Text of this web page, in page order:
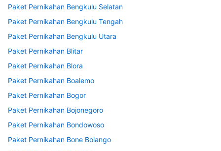
Paket Pernikahan Bengkulu Selatan
Paket Pernikahan Bengkulu Tengah
Paket Pernikahan Bengkulu Utara
Paket Pernikahan Blitar
Paket Pernikahan Blora
Paket Pernikahan Boalemo
Paket Pernikahan Bogor
Paket Pernikahan Bojonegoro
Paket Pernikahan Bondowoso
Paket Pernikahan Bone Bolango